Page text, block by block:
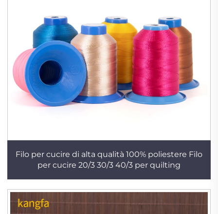
Filo per cucire di alta qualità 100% poliestere Filo
per cucire 20/3 30/3 40/3 per quilting